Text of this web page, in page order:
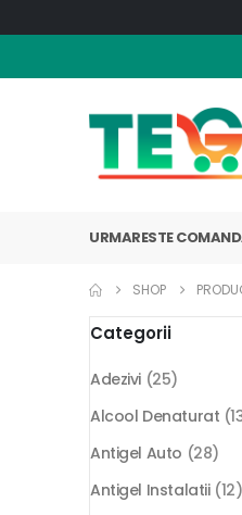
URMARESTE
SHOP
Categorii
Adezivi (25)
Alcool Denaturat
Antigel Auto (28)
Antigel Instalatii (12)